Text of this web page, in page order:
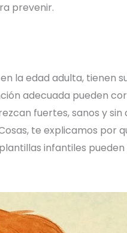
prevenir.
la edad adulta, tienen
adecuada pueden
fuertes, sanos y sin
te explicamos por
infantiles pueden